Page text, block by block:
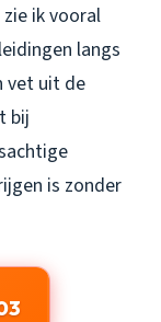
ik vooral
langs
vet uit de
bij
is zonder